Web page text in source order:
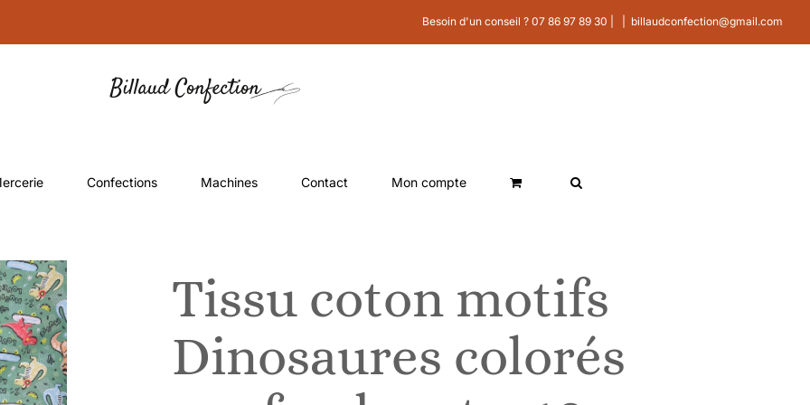
Besoin d'un conseil ? 07 86 97 89 30 | billaudconfection@gmail.com
Confections Machines Contact Mon compte
Tissu coton motifs
Dinosaures colorés